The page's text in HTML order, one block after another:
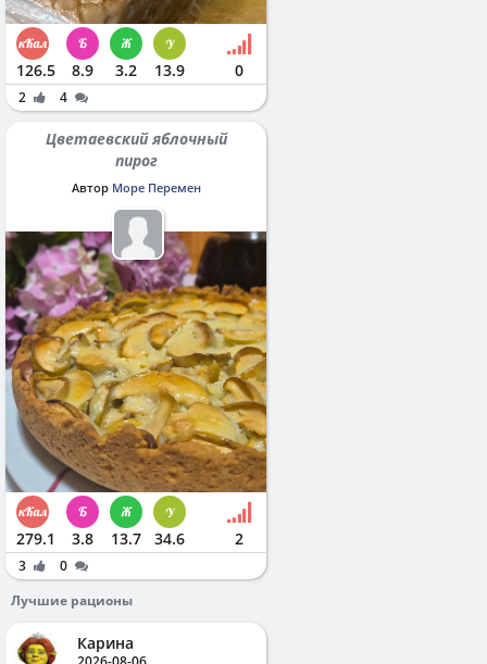
126.5 8.9 3.2 13.9 0
2 4
Цветаевский яблочный
пирог
Автор Море Перемен
279.1 3.8 13.7 34.6 2
3
0
Лучшие рационы
Карина